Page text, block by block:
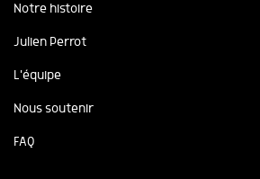
Notre histoire
Julien Perrot
L'équipe
Nous soutenir
FAQ